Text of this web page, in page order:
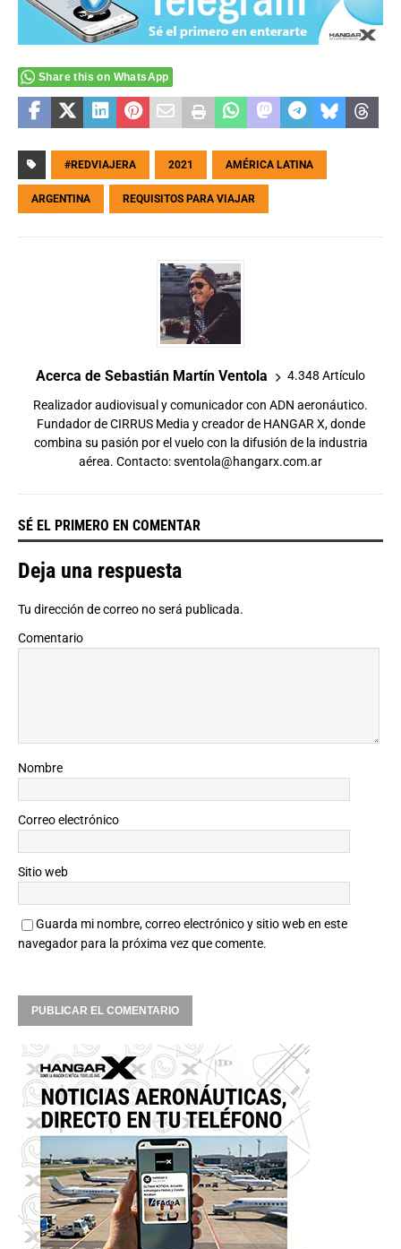
Share this on WhatsApp
#REDVIAJERA 2021 AMÉRICA LATINA
ARGENTINA REQUISITOS PARA VIAJAR
Acerca de Sebastián Martín Ventola 4.348 Artículo
Realizador audiovisual y comunicador con ADN aeronáutico.
Fundador de CIRRUS Media y creador de HANGAR X, donde
combina su pasión por el vuelo con la difusión de la industria
aérea. Contacto:sventola@hangarx.com.ar
SÉ EL PRIMERO EN COMENTAR
Deja una respuesta
Tu dirección de correo no será publicada.
Comentario
Nombre
Correo electrónico
Sitio web
Guarda mi nombre, correo electrónico y sitio web en este
navegador para la próxima vez que comente.